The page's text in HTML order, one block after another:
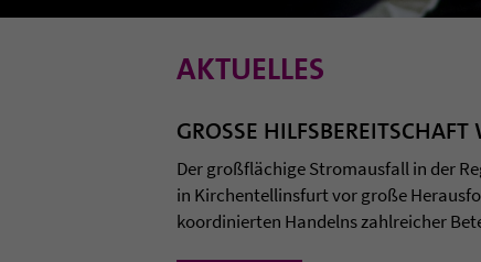
AKTUELLES
GROSSE
Der großflächige Stromausfall in der
in Kirchentellinsfurt vor große
koordinierten Handelns zahlreicher